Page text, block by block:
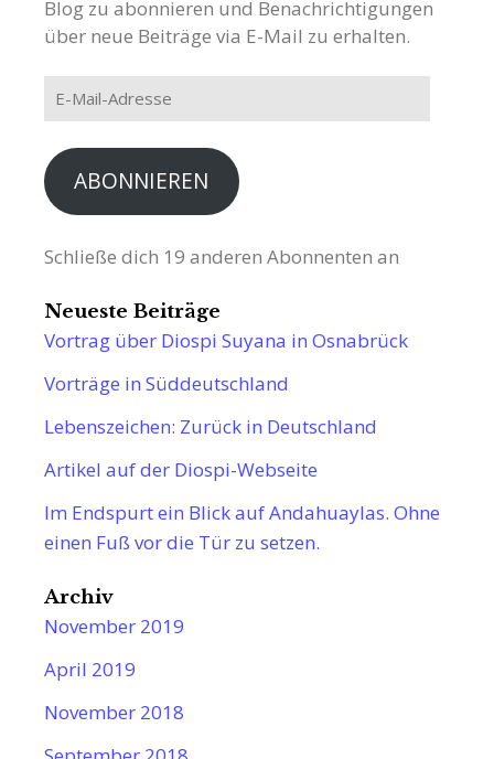
Blog zu abonnieren und Benachrichtigungen
über neue Beiträge via E-Mail zu erhalten.
E-
Mail-
Adresse
ABONNIEREN
Schließe dich 19 anderen Abonnenten an
Neueste Beiträge
Vortrag über Diospi Suyana in Osnabrück
Vorträge in Süddeutschland
Lebenszeichen: Zurück in Deutschland
Artikel auf der Diospi-Webseite
Im Endspurt ein Blick auf Andahuaylas. Ohne
einen Fuß vor die Tür zu setzen.
Archiv
November 2019
April 2019
November 2018